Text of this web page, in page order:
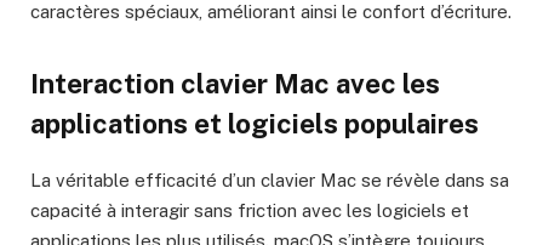
caractères spéciaux, améliorant ainsi le confort d’écriture.
Interaction clavier Mac avec les
applications et logiciels populaires
La véritable efficacité d’un clavier Mac se révèle dans sa
capacité à interagir sans friction avec les logiciels et
applications les plus utilisés. macOS s’intègre toujours